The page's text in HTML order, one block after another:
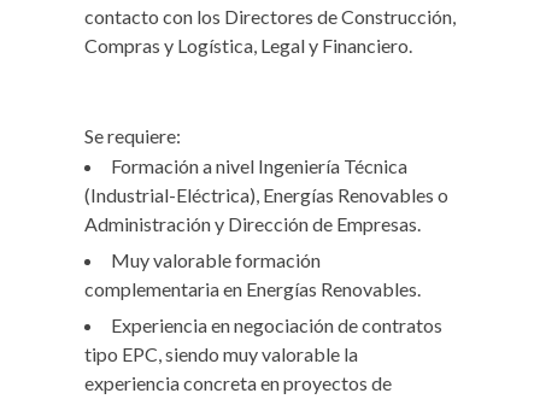
contacto con los Directores de Construcción,
Compras y Logística, Legal y Financiero.
Se requiere:
Formación a nivel Ingeniería Técnica
(Industrial-Eléctrica), Energías Renovables o
Administración y Dirección de Empresas.
Muy valorable formación
complementaria en Energías Renovables.
Experiencia en negociación de contratos
tipo EPC, siendo muy valorable la
experiencia concreta en proyectos de